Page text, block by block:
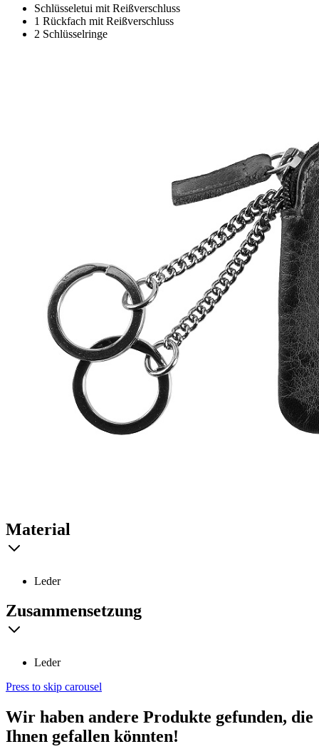
Schlüsseletui mit Reißverschluss
1 Rückfach mit Reißverschluss
2 Schlüsselringe
Material
Leder
Zusammensetzung
Leder
Press to skip carousel
Wir haben andere Produkte gefunden, die
Ihnen gefallen könnten!